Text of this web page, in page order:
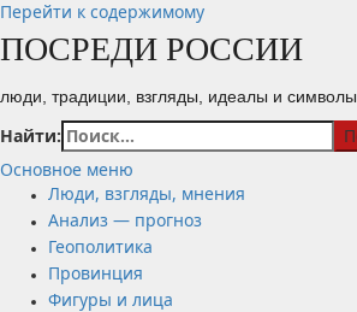
Перейти к содержимому
ПОСРЕДИ РОССИИ
люди, традиции, взгляды, идеалы и символы
Найти:
Основное меню
Люди, взгляды, мнения
Анализ — прогноз
Геополитика
Провинция
Фигуры и лица